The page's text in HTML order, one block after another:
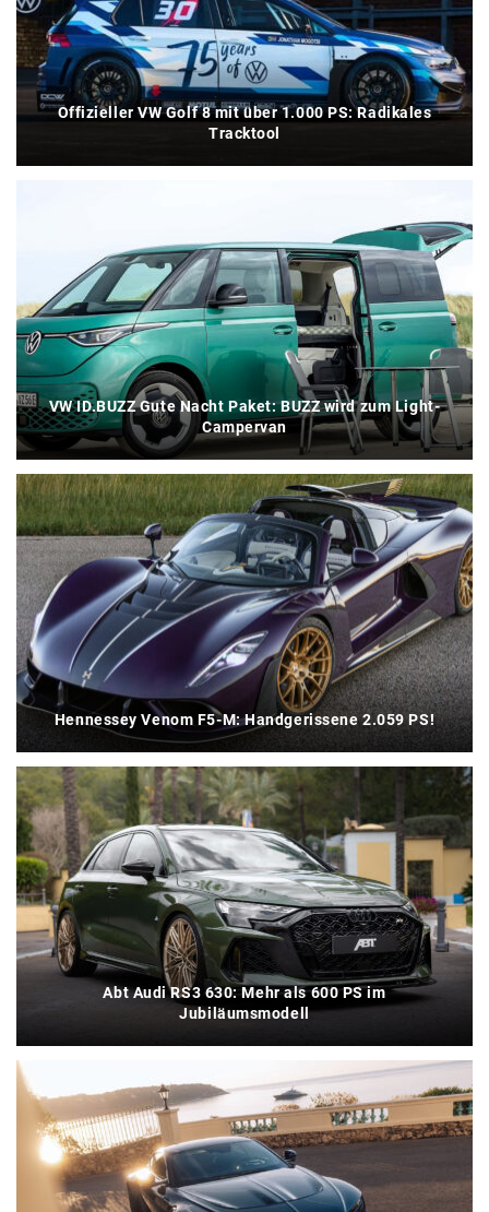
Offizieller VW Golf 8 mit über 1.000 PS: Radikales
Tracktool
VW ID.BUZZ Gute Nacht Paket: BUZZ wird zum Light-
Campervan
Hennessey Venom F5-M: Handgerissene 2.059 PS!
Abt Audi RS3 630: Mehr als 600 PS im
Jubiläumsmodell